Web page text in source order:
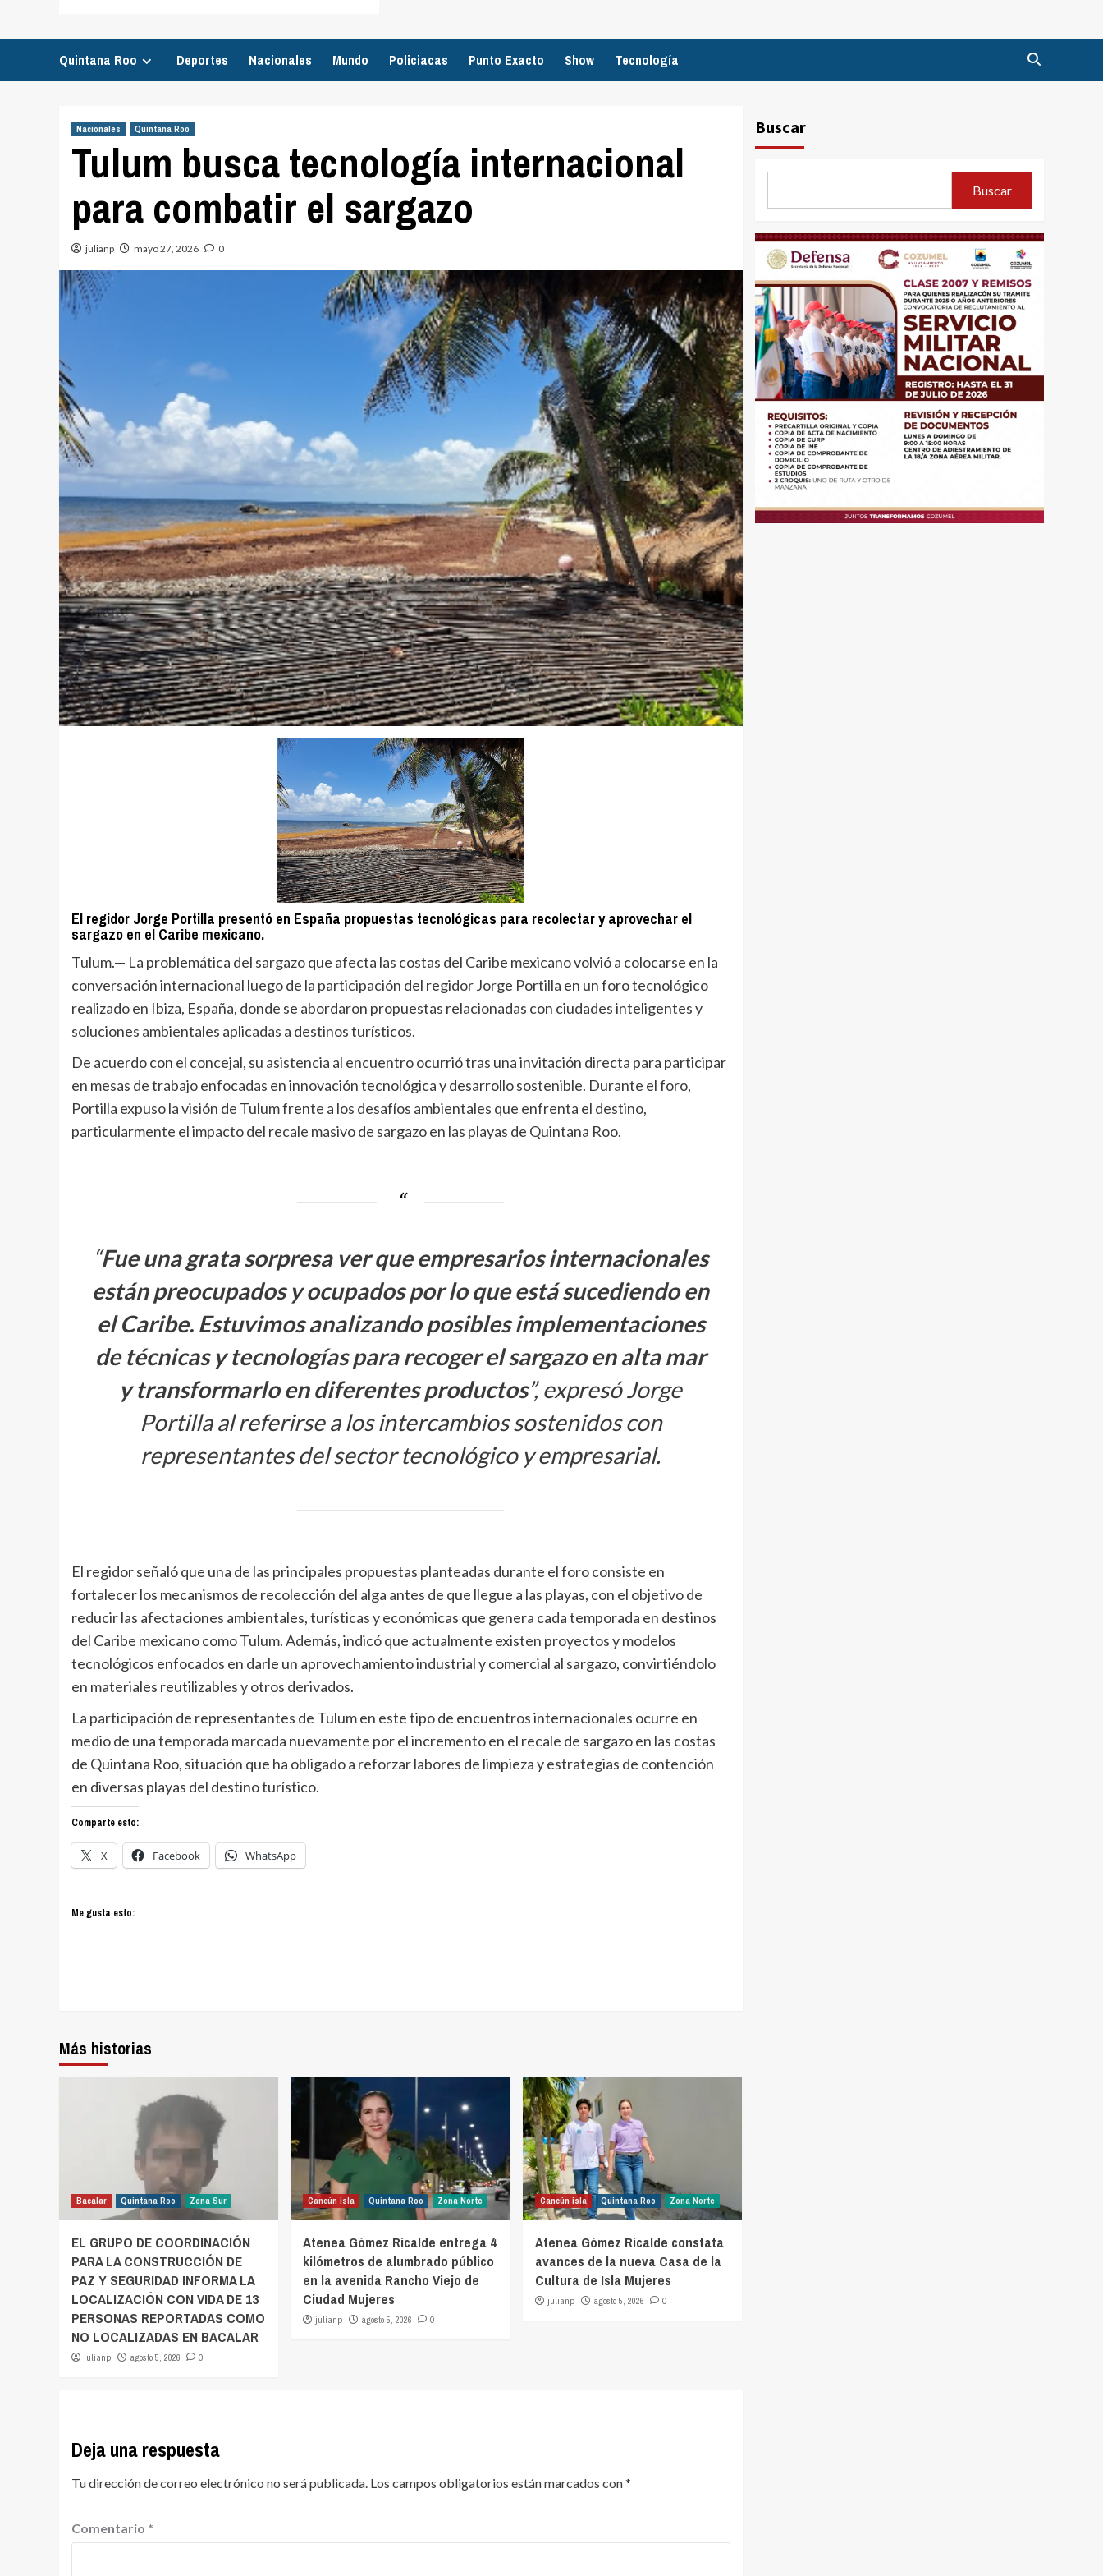
Quintana Roo Deportes Nacionales Mundo Policiacas Punto Exacto Show Tecnología
Nacionales Quintana Roo
Tulum busca tecnología internacional
para combatir el sargazo
julianp mayo 27, 2026 0
El regidor Jorge Portilla presentó en España propuestas tecnológicas para recolectar y aprovechar el
sargazo en el Caribe mexicano.
Tulum.— La problemática del sargazo que afecta las costas del Caribe mexicano volvió a colocarse en la
conversación internacional luego de la participación del regidor Jorge Portilla en un foro tecnológico
realizado en Ibiza, España, donde se abordaron propuestas relacionadas con ciudades inteligentes y
soluciones ambientales aplicadas a destinos turísticos.
De acuerdo con el concejal, su asistencia al encuentro ocurrió tras una invitación directa para participar
en mesas de trabajo enfocadas en innovación tecnológica y desarrollo sostenible. Durante el foro,
Portilla expuso la visión de Tulum frente a los desafíos ambientales que enfrenta el destino,
particularmente el impacto del recale masivo de sargazo en las playas de Quintana Roo.
“Fue una grata sorpresa ver que empresarios internacionales
están preocupados y ocupados por lo que está sucediendo en
el Caribe. Estuvimos analizando posibles implementaciones
de técnicas y tecnologías para recoger el sargazo en alta mar
y transformarlo en diferentes productos”, expresó Jorge
Portilla al referirse a los intercambios sostenidos con
representantes del sector tecnológico y empresarial.
El regidor señaló que una de las principales propuestas planteadas durante el foro consiste en
fortalecer los mecanismos de recolección del alga antes de que llegue a las playas, con el objetivo de
reducir las afectaciones ambientales, turísticas y económicas que genera cada temporada en destinos
del Caribe mexicano como Tulum. Además, indicó que actualmente existen proyectos y modelos
tecnológicos enfocados en darle un aprovechamiento industrial y comercial al sargazo, convirtiéndolo
en materiales reutilizables y otros derivados.
La participación de representantes de Tulum en este tipo de encuentros internacionales ocurre en
medio de una temporada marcada nuevamente por el incremento en el recale de sargazo en las costas
de Quintana Roo, situación que ha obligado a reforzar labores de limpieza y estrategias de contención
en diversas playas del destino turístico.
Comparte esto:
X Facebook WhatsApp
Me gusta esto:
Más historias
Bacalar Quintana Roo Zona Sur
EL GRUPO DE COORDINACIÓN
PARA LA CONSTRUCCIÓN DE
PAZ Y SEGURIDAD INFORMA LA
LOCALIZACIÓN CON VIDA DE 13
PERSONAS REPORTADAS COMO
NO LOCALIZADAS EN BACALAR
julianp agosto 5, 2026 0
Cancún isla Quintana Roo Zona Norte
Atenea Gómez Ricalde entrega 4
kilómetros de alumbrado público
en la avenida Rancho Viejo de
Ciudad Mujeres
julianp agosto 5, 2026 0
Cancún isla Quintana Roo Zona Norte
Atenea Gómez Ricalde constata
avances de la nueva Casa de la
Cultura de Isla Mujeres
julianp agosto 5, 2026 0
Deja una respuesta
Tu dirección de correo electrónico no será publicada. Los campos obligatorios están marcados con*
Comentario *
Buscar
Buscar